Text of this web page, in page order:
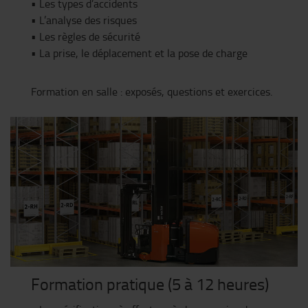
• Les types d’accidents
• L’analyse des risques
• Les règles de sécurité
• La prise, le déplacement et la pose de charge
Formation en salle : exposés, questions et exercices.
Formation pratique (5 à 12 heures)